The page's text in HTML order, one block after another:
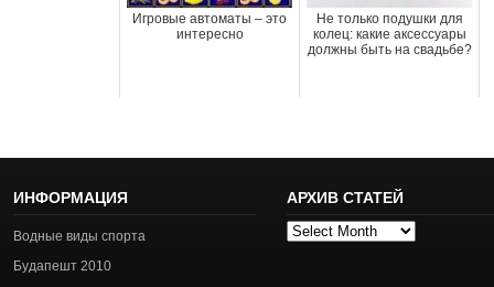
Игровые автоматы – это
интересно
Не только подушки для
колец: какие аксессуары
должны быть на свадьбе?
ИНФОРМАЦИЯ
Водные виды спорта
Будапешт 2010
АРХИВ СТАТЕЙ
Архив